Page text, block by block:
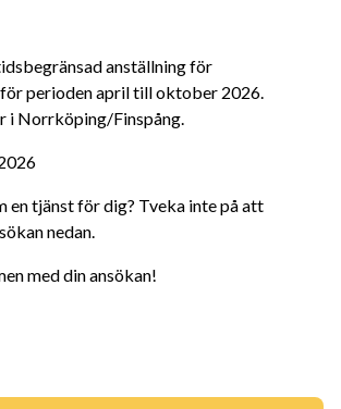
anställning för
perioden april till oktober 2026.
i Norrköping/Finspång.
en tjänst för dig? Tveka inte på att
nedan.
med din ansökan!